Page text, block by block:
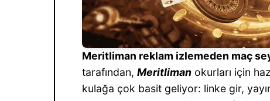
Meritliman reklam izlemeden maç
tarafından,Meritliman okurları için
kulağa çok basit geliyor: linke gir,